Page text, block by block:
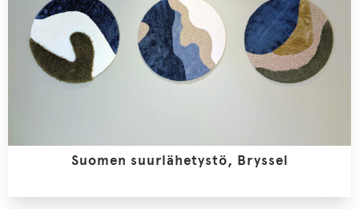
Suomen suurlähetystö, Bryssel